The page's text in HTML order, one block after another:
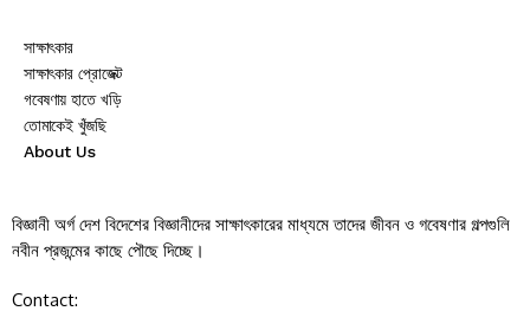
সাক্ষাৎকার
সাক্ষাৎকার প্রোজেক্ট
গবেষণায় হাতে খড়ি
তোমাকেই খুঁজছি
About Us
বিজ্ঞানী অর্গ দেশ বিদেশের বিজ্ঞানীদের সাক্ষাৎকারের মাধ্যমে তাদের জীবন ও গবেষণার গল্পগুলি
নবীন প্রজন্মের কাছে পৌছে দিচ্ছে।
Contact: